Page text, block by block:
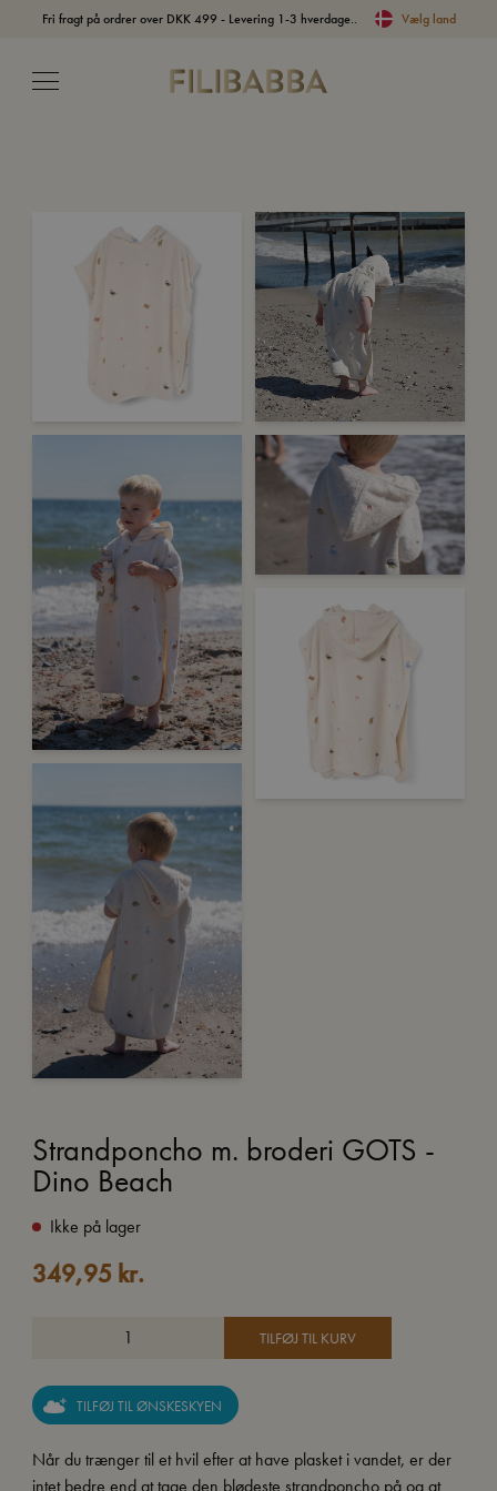
Fri fragt på ordrer over DKK 499 - Levering 1-3 hverdage.. Vælg land
Strandponcho m. broderi GOTS -
Dino Beach
Ikke på lager
349,95 kr.
TILFØJ TIL KURV
TILFØJ TIL ØNSKESKYEN
Når du trænger til et hvil efter at have plasket i vandet, er der
intet bedre end at tage den blødeste strandponcho på og at